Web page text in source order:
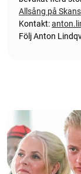
Allsång på
Kontakt:
Följ Anton